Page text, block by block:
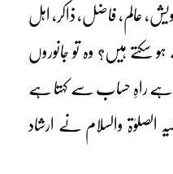
عالم، فاضل، ذاکر، اہل
ہو سکتے ہیں؟ وہ تو جانوروں
ہے راہِ حساب سے کہتا ہے
والسلام نے ارشاد